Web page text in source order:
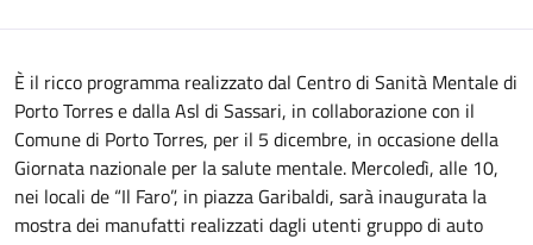
È il ricco programma realizzato dal Centro di Sanità Mentale di
Porto Torres e dalla Asl di Sassari, in collaborazione con il
Comune di Porto Torres, per il 5 dicembre, in occasione della
Giornata nazionale per la salute mentale. Mercoledì, alle 10,
nei locali de “Il Faro”, in piazza Garibaldi, sarà inaugurata la
mostra dei manufatti realizzati dagli utenti gruppo di auto